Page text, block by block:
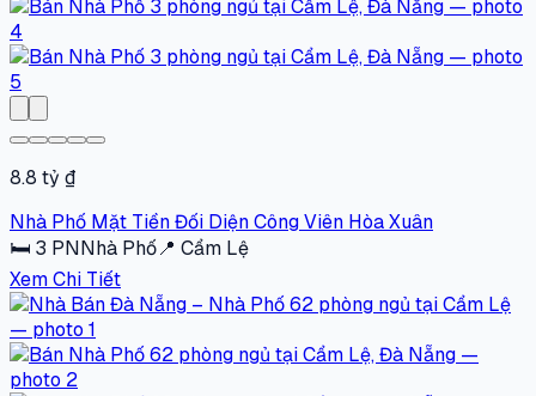
8.8 tỷ ₫
Nhà Phố Mặt Tiền Đối Diện Công Viên Hòa Xuân
🛏 3 PNNhà Phố📍 Cẩm Lệ
Xem Chi Tiết